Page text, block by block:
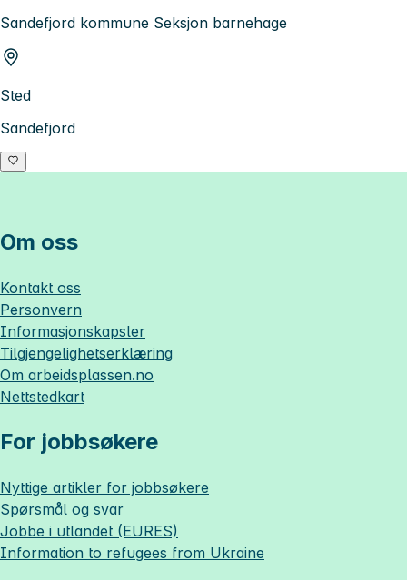
Sandefjord kommune Seksjon barnehage
Sted
Sandefjord
Om oss
Kontakt oss
Personvern
Informasjonskapsler
Tilgjengelighetserklæring
Om arbeidsplassen.no
Nettstedkart
For jobbsøkere
Nyttige artikler for jobbsøkere
Spørsmål og svar
Jobbe i utlandet (EURES)
Information to refugees from Ukraine